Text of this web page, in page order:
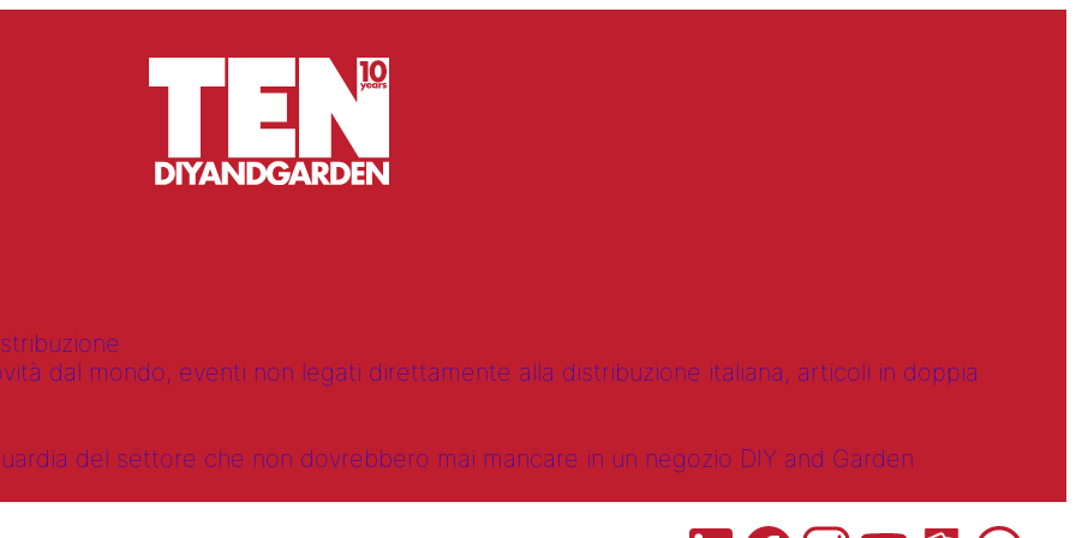
dal mondo, eventi non legati direttamente alla distribuzione italiana, articoli in doppia
del settore che non dovrebbero mai mancare in un negozio DIY and Garden